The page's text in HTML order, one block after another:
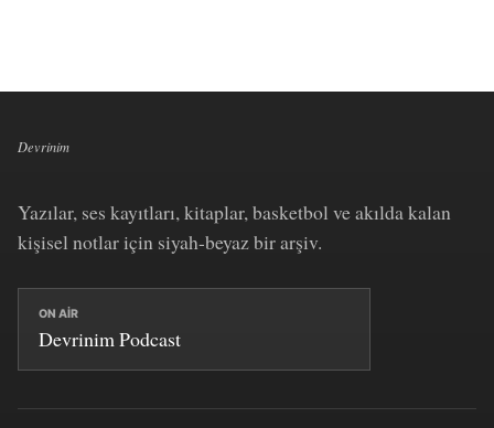
Devrinim
Yazılar, ses kayıtları, kitaplar, basketbol ve akılda kalan
kişisel notlar için siyah-beyaz bir arşiv.
ON AIR
Devrinim Podcast